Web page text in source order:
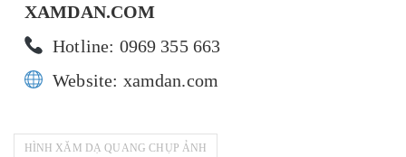
XAMDAN.COM
Hotline: 0969 355 663
Website: xamdan.com
HÌNH XĂM DẠ QUANG CHỤP ẢNH